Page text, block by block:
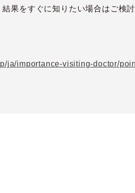
果をすぐに知りたい場合はご検
ja/importance-visiting-doctor/